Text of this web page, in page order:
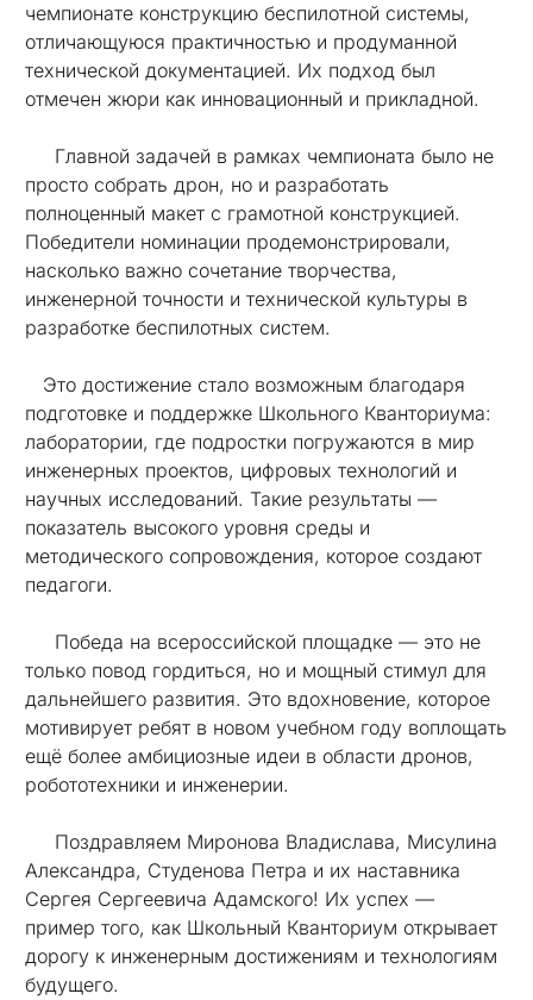
чемпионате конструкцию беспилотной системы,
отличающуюся практичностью и продуманной
технической документацией. Их подход был
отмечен жюри как инновационный и прикладной.
Главной задачей в рамках чемпионата было не
просто собрать дрон, но и разработать
полноценный макет с грамотной конструкцией.
Победители номинации продемонстрировали,
насколько важно сочетание творчества,
инженерной точности и технической культуры в
разработке беспилотных систем.
Это достижение стало возможным благодаря
подготовке и поддержке Школьного Кванториума:
лаборатории, где подростки погружаются в мир
инженерных проектов, цифровых технологий и
научных исследований. Такие результаты —
показатель высокого уровня среды и
методического сопровождения, которое создают
педагоги.
Победа на всероссийской площадке — это не
только повод гордиться, но и мощный стимул для
дальнейшего развития. Это вдохновение, которое
мотивирует ребят в новом учебном году воплощать
ещё более амбициозные идеи в области дронов,
робототехники и инженерии.
Поздравляем Миронова Владислава, Мисулина
Александра, Студенова Петра и их наставника
Сергея Сергеевича Адамского! Их успех —
пример того, как Школьный Кванториум открывает
дорогу к инженерным достижениям и технологиям
будущего.